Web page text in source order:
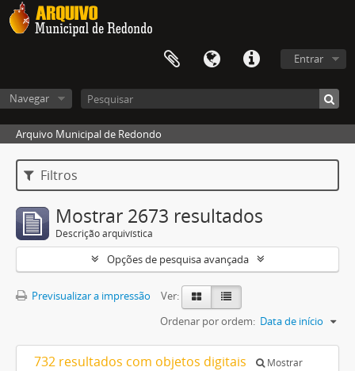
Entrar
Navegar
Arquivo Municipal de Redondo
Filtros
Mostrar 2673 resultados
Descrição arquivística
Opções de pesquisa avançada
Previsualizar a impressão
Ver:
Ordenar por ordem: Data de início
732 resultados com objetos digitais
Mostrar